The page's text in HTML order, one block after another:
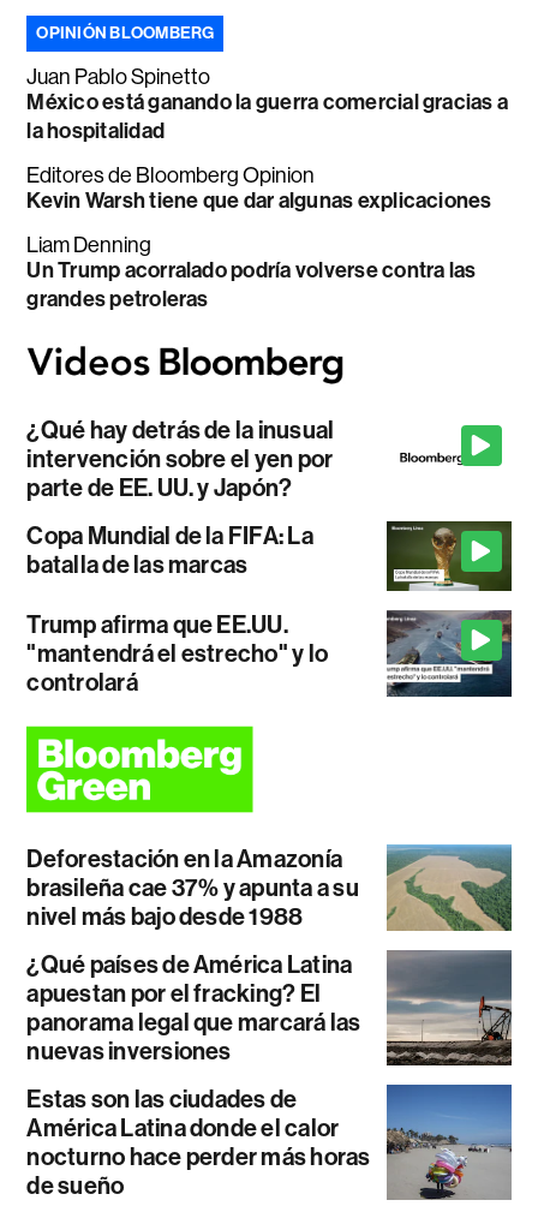
OPINIÓN BLOOMBERG
Juan Pablo Spinetto
México está ganando la guerra comercial gracias a
la hospitalidad
Editores de Bloomberg Opinion
Kevin Warsh tiene que dar algunas explicaciones
Liam Denning
Un Trump acorralado podría volverse contra las
grandes petroleras
¿Qué hay detrás de la inusual
intervención sobre el yen por
parte de EE. UU. y Japón?
Copa Mundial de la FIFA: La
batalla de las marcas
Trump afirma que EE.UU.
"mantendrá el estrecho" y lo
controlará
Deforestación en la Amazonía
brasileña cae 37% y apunta a su
nivel más bajo desde 1988
¿Qué países de América Latina
apuestan por el fracking? El
panorama legal que marcará las
nuevas inversiones
Estas son las ciudades de
América Latina donde el calor
nocturno hace perder más horas
de sueño